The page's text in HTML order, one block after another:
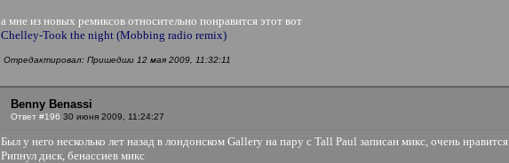
а мне из новых ремиксов относительно понравится этот вот
Chelley-Took the night (Mobbing radio remix)
Отредактировал: Пришедши 12 мая 2009, 11:32:11
Benny Benassi
Ответ #196 30 июня 2009, 11:24:27
Был у него несколько лет назад в лондонском Gallery на пару с Tall Paul записан микс, очень нравится
Рипнул диск, бенассиев микс